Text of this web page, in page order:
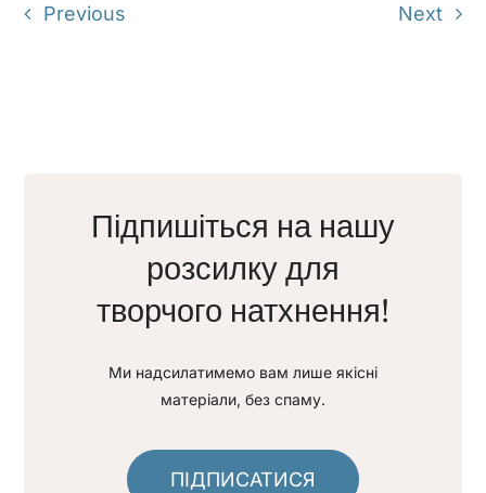
Previous Next
Підпишіться на нашу
розсилку для
творчого натхнення!
Ми надсилатимемо вам лише якісні
матеріали, без спаму.
ПІДПИСАТИСЯ